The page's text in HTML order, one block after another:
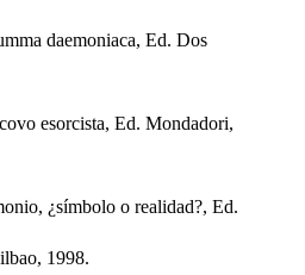
daemoniaca, Ed. Dos
esorcista, Ed. Mondadori,
¿símbolo o realidad?, Ed.
1998.